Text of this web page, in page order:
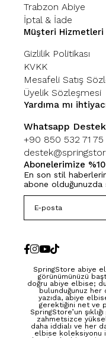
Trabzon Abiye
İptal & İade
Müşteri Hizmetleri
Gizlilik Politikası
KVKK
Mesafeli Satış
Üyelik Sözleşmesi
Yardıma mı
Whatsapp
+90 850 532 71 75
Abonelerimize
En son stil
abone olduğunuzda
SpringStore abiye
görünümünüzü
doğru abiye elbise;
bulunduğunuz her
yazıda, abiye
gerektiğini net ve
SpringStore’un
zahmetsizce
daha iddialı ve her
elbise koleksiyonu